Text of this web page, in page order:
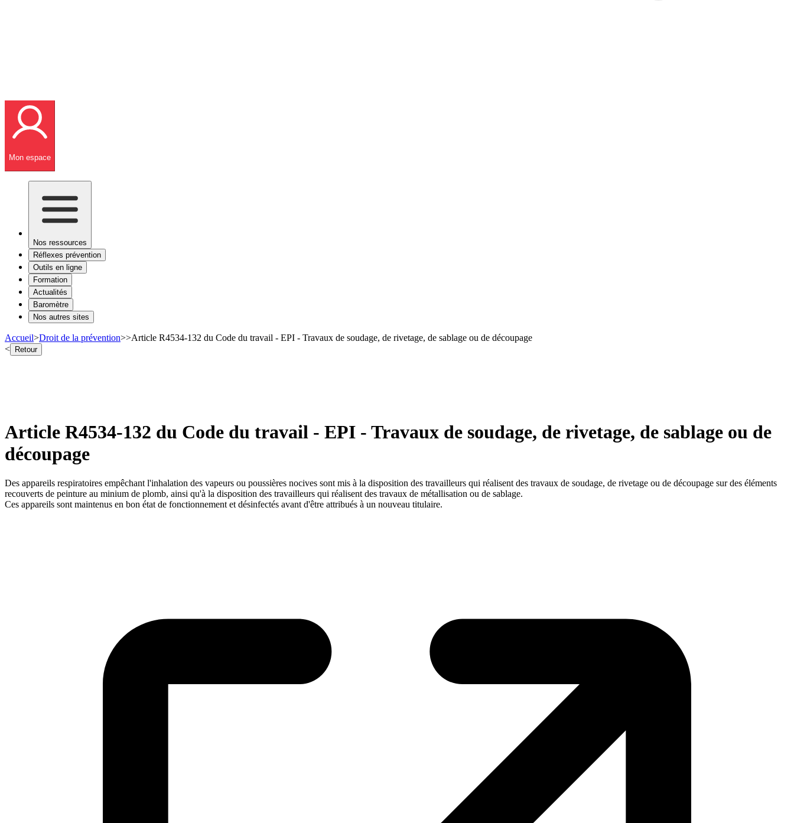
Mon espace
Nos ressources
Réflexes prévention
Outils en ligne
Formation
Actualités
Baromètre
Nos autres sites
Accueil>Droit de la prévention>>Article R4534-132 du Code du travail - EPI - Travaux de soudage, de rivetage, de sablage ou de découpage
< Retour
Article R4534-132 du Code du travail - EPI - Travaux de soudage, de rivetage, de sablage ou de
découpage
Des appareils respiratoires empêchant l'inhalation des vapeurs ou poussières nocives sont mis à la disposition des travailleurs qui réalisent des travaux de soudage, de rivetage ou de découpage sur des éléments
recouverts de peinture au minium de plomb, ainsi qu'à la disposition des travailleurs qui réalisent des travaux de métallisation ou de sablage.
Ces appareils sont maintenus en bon état de fonctionnement et désinfectés avant d'être attribués à un nouveau titulaire.